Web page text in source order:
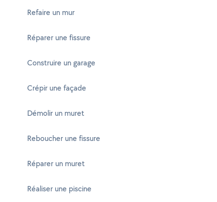
Refaire un mur
Réparer une fissure
Construire un garage
Crépir une façade
Démolir un muret
Reboucher une fissure
Réparer un muret
Réaliser une piscine